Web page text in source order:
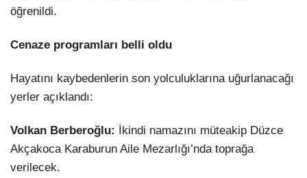
öğrenildi.
Cenaze programları belli oldu
Hayatını kaybedenlerin son yolculuklarına uğurlanacağı
yerler açıklandı:
Volkan Berberoğlu: İkindi namazını müteakip Düzce
Akçakoca Karaburun Aile Mezarlığı’nda toprağa
verilecek.